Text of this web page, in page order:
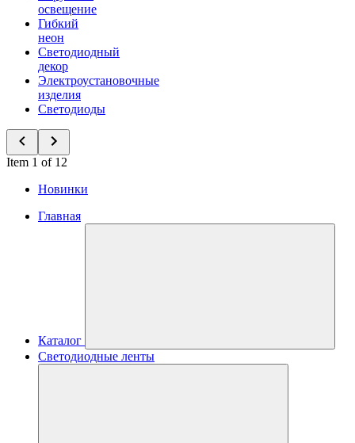
освещение
Гибкий
неон
Светодиодный
декор
Электроустановочные
изделия
Светодиоды
Item 1 of 12
Новинки
Главная
Каталог
Светодиодные ленты